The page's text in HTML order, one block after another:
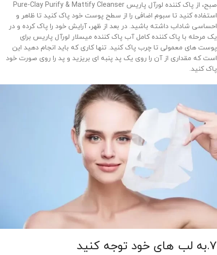
صبح، از پاک کننده لورآل پاریس Pure-Clay Purify & Mattify Cleanser
استفاده کنید تا سبوم اضافی را از سطح پوست خود پاک کنید تا ظاهر و
احساسی شاداب داشته باشید. در بعد از ظهر، آرایش خود را پاک کرده و در
یک مرحله با پاک کننده کامل آب پاک کننده میسلار لورآل پاریس برای
پوست های معمولی تا چرب پاک کنید. تنها کاری که باید انجام دهید این
است که مقداری از آن را روی یک پد پنبه ای بریزید و پد را روی صورت خود
پاک کنید.
7.به لب های خود توجه کنید